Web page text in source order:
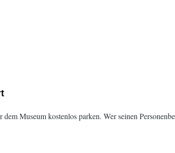
Museum kostenlos parken. Wer seinen